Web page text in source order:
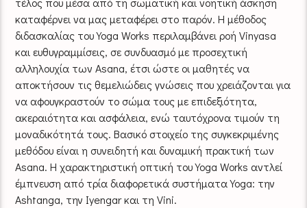
καταφέρνει να μας μεταφέρει στο παρόν. Η μέθοδος
διδασκαλίας του Yoga Works περιλαμβάνει ροή Vinyasa
και ευθυγραμμίσεις, σε συνδυασμό με προσεχτική
αλληλουχία των Asana, έτσι ώστε οι μαθητές να
αποκτήσουν τις θεμελιώδεις γνώσεις που χρειάζονται για
να αφουγκραστούν το σώμα τους με επιδεξιότητα,
ακεραιότητα και ασφάλεια, ενώ ταυτόχρονα τιμούν τη
μοναδικότητά τους. Βασικό στοιχείο της συγκεκριμένης
μεθόδου είναι η συνειδητή και δυναμική πρακτική των
Asana. Η χαρακτηριστική οπτική του Yoga Works αντλεί
έμπνευση από τρία διαφορετικά συστήματα Yoga: την
Ashtanga, την Iyengar και τη Vini.